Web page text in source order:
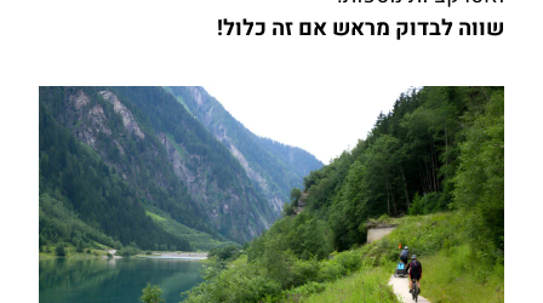
שווה לבדוק מראש אם זה כלול!